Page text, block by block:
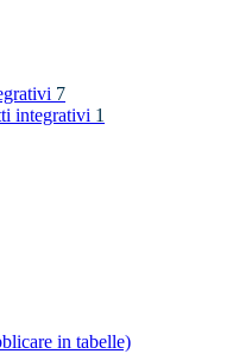
7
integrativi 1
in tabelle)